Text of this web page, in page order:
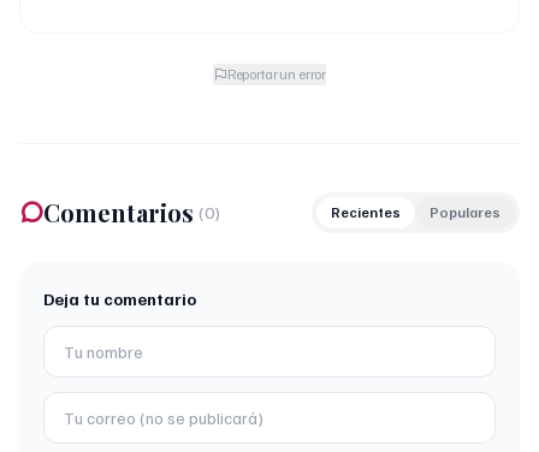
Reportar un error
Comentarios (0) Recientes Populares
Deja tu comentario